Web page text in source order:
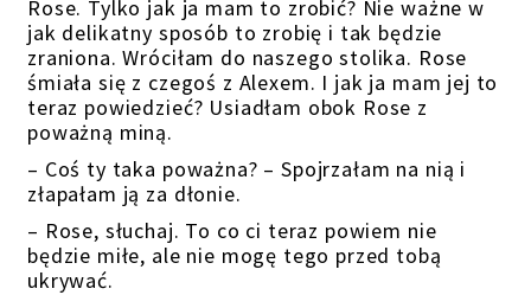
Rose. Tylko jak ja mam to zrobić? Nie ważne w
jak delikatny sposób to zrobię i tak będzie
zraniona. Wróciłam do naszego stolika. Rose
śmiała się z czegoś z Alexem. I jak ja mam jej to
teraz powiedzieć? Usiadłam obok Rose z
poważną miną.
– Coś ty taka poważna? – Spojrzałam na nią i
złapałam ją za dłonie.
– Rose, słuchaj. To co ci teraz powiem nie
będzie miłe, ale nie mogę tego przed tobą
ukrywać.